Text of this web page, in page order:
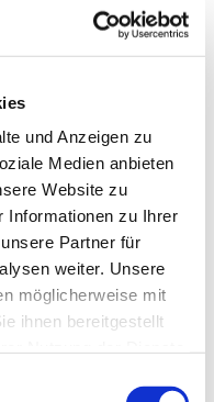
und Anzeigen zu
Medien anbieten
Website zu
Informationen zu Ihrer
Partner für
weiter. Unsere
möglicherweise mit
ihnen bereitgestellt
nicht
mein Heil!
verlassen mich,
werde